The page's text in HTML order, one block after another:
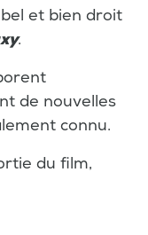
et bien droit
.
de nouvelles
connu.
du film,